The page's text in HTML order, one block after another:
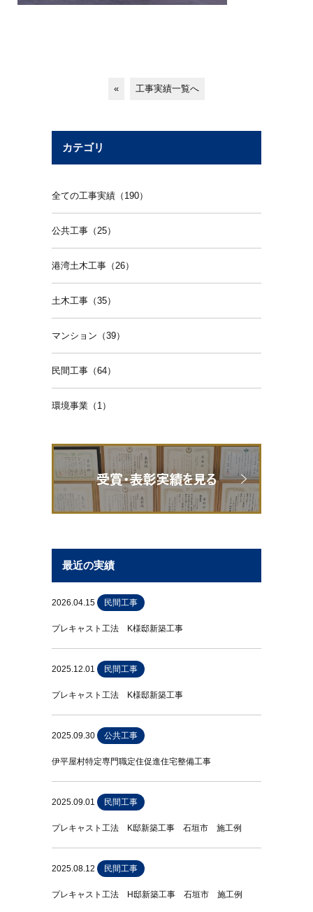
« 工事実績一覧へ
カテゴリ
全ての工事実績（190）
公共工事（25）
港湾土木工事（26）
土木工事（35）
マンション（39）
民間工事（64）
環境事業（1）
最近の実績
2026.04.15 民間工事
プレキャスト工法 K様邸新築工事
2025.12.01 民間工事
プレキャスト工法 K様邸新築工事
2025.09.30 公共工事
伊平屋村特定専門職定住促進住宅整備工事
2025.09.01 民間工事
プレキャスト工法 K邸新築工事 石垣市 施工例
2025.08.12 民間工事
プレキャスト工法 H邸新築工事 石垣市 施工例